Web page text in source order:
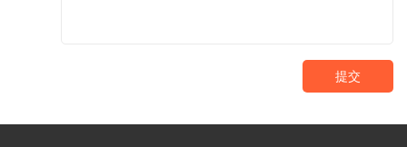
提交